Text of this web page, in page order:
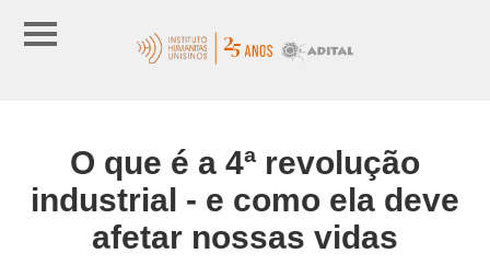
O que é a 4ª revolução
industrial - e como ela deve
afetar nossas vidas